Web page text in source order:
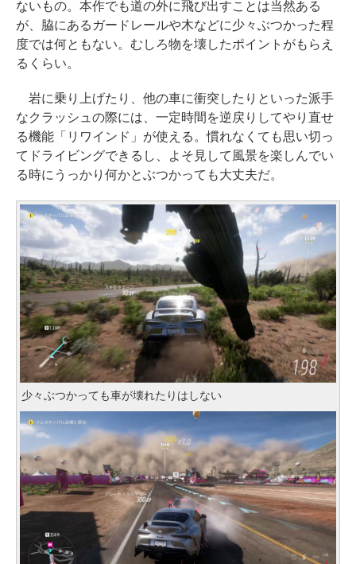
ないもの。本作でも道の外に飛び出すことは当然ある
が、脇にあるガードレールや木などに少々ぶつかった程
度では何ともない。むしろ物を壊したポイントがもらえ
るくらい。
岩に乗り上げたり、他の車に衝突したりといった派手
なクラッシュの際には、一定時間を逆戻りしてやり直せ
る機能「リワインド」が使える。慣れなくても思い切っ
てドライビングできるし、よそ見して風景を楽しんでい
る時にうっかり何かとぶつかっても大丈夫だ。
少々ぶつかっても車が壊れたりはしない